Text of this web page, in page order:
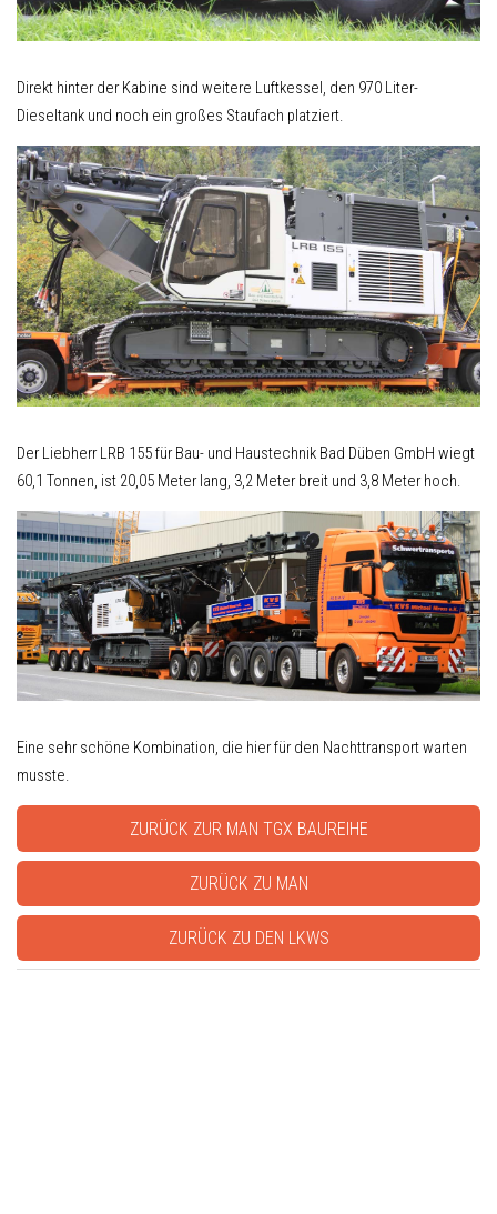
Direkt hinter der Kabine sind weitere Luftkessel, den 970 Liter-
Dieseltank und noch ein großes Staufach platziert.
Der Liebherr LRB 155 für Bau- und Haustechnik Bad Düben GmbH wiegt
60,1 Tonnen, ist 20,05 Meter lang, 3,2 Meter breit und 3,8 Meter hoch.
Eine sehr schöne Kombination, die hier für den Nachttransport warten
musste.
ZURÜCK ZUR MAN TGX BAUREIHE
ZURÜCK ZU MAN
ZURÜCK ZU DEN LKWS